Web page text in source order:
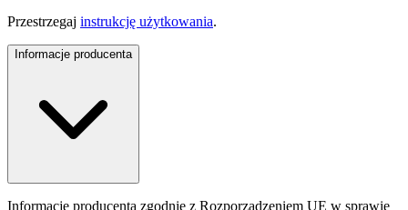
Przestrzegaj instrukcję użytkowania.
Informacje producenta
Informacje producenta zgodnie z Rozporządzeniem UE w sprawie